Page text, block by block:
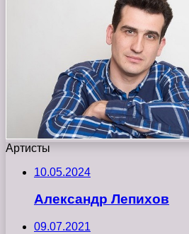
Артисты
10.05.2024
Александр Лепихов
09.07.2021